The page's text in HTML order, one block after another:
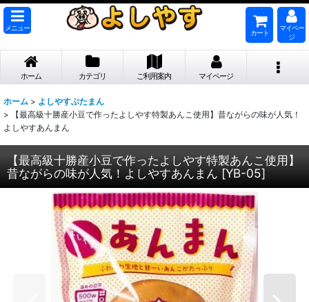
メニュー
カート
マイペー
ジ
ホーム カテゴリ ご利用案内 マイページ
ホーム > よしやすぶたまん
>
【最高級十勝産小豆で作ったよしやす特製あんこ使用】昔ながらの味が人気！
よしやすあんまん
【最高級十勝産小豆で作ったよしやす特製あんこ使用】
昔ながらの味が人気！よしやすあんまん [YB-05]